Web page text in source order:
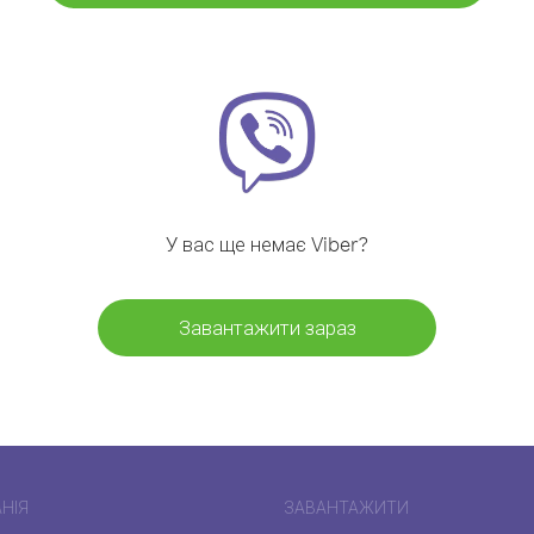
У вас ще немає Viber?
Завантажити зараз
ЗАВАНТАЖИТИ